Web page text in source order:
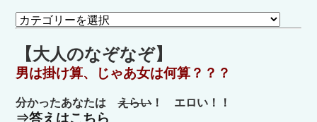
カ
テ
ゴ
リ
ー
【大人のなぞなぞ】
男は掛け算、じゃあ女は何算？？？
分かったあなたはえらい！ エロい！！
⇒答えはこちら